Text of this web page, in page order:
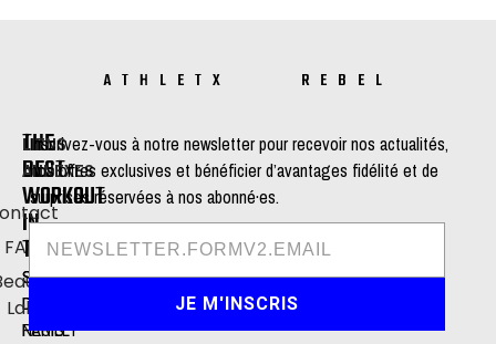
ATHLETX REBEL
THE
BEST
WORKOUT
IN
TOWN
STUDIO
DE
NEUILLY
STUDIO
DE
PARIS
LIENS
ANNEXES
FAQ
Lab
Inscrivez-vous à notre newsletter pour recevoir nos actualités,
nos offres exclusives et bénéficier d’avantages fidélité et de
surprises réservées à nos abonné·es.
JE M'INSCRIS